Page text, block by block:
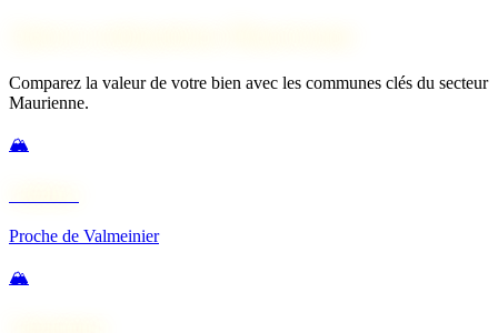
Comparez la valeur de votre bien avec les communes clés du secteur
Maurienne.
🏔️
Proche de Valmeinier
🏔️